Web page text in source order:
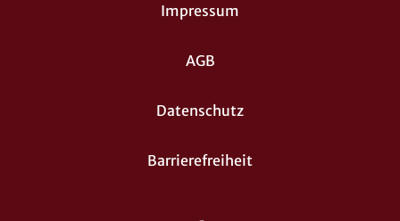
Impressum
AGB
Datenschutz
Barrierefreiheit